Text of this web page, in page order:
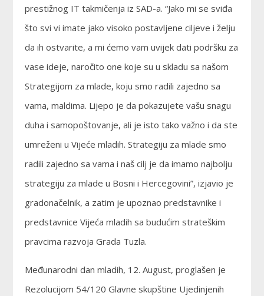
prestižnog IT takmičenja iz SAD-a. “Jako mi se sviđa
što svi vi imate jako visoko postavljene ciljeve i želju
da ih ostvarite, a mi ćemo vam uvijek dati podršku za
vase ideje, naročito one koje su u skladu sa našom
Strategijom za mlade, koju smo radili zajedno sa
vama, maldima. Lijepo je da pokazujete vašu snagu
duha i samopoštovanje, ali je isto tako važno i da ste
umreženi u Vijeće mladih. Strategiju za mlade smo
radili zajedno sa vama i naš cilj je da imamo najbolju
strategiju za mlade u Bosni i Hercegovini”, izjavio je
gradonačelnik, a zatim je upoznao predstavnike i
predstavnice Vijeća mladih sa budućim strateškim
pravcima razvoja Grada Tuzla.
Međunarodni dan mladih, 12. August, proglašen je
Rezolucijom 54/120 Glavne skupštine Ujedinjenih